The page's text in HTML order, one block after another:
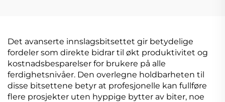
Det avanserte innslagsbitsettet gir betydelige
fordeler som direkte bidrar til økt produktivitet og
kostnadsbesparelser for brukere på alle
ferdighetsnivåer. Den overlegne holdbarheten til
disse bitsettene betyr at profesjonelle kan fullføre
flere prosjekter uten hyppige bytter av biter, noe